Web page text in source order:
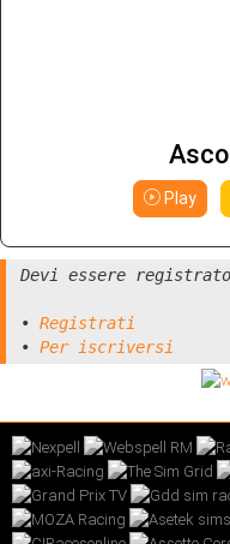
Play
Devi essere
• Registrati
• Per iscriversi